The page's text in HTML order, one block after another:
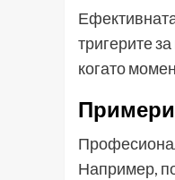
тригерите
когато
Например,